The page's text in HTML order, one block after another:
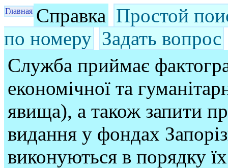
Главная Справка Простой
по номеру Задать вопрос
Служба приймає
економічної та
явища), а також запити
видання у фондах
виконуються в порядку